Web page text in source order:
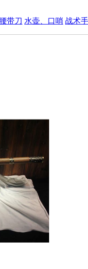
带刀 水壶、口哨 战术